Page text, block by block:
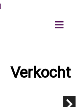
Verkocht